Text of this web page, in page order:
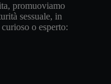
promuoviamo
sessuale, in
o esperto: